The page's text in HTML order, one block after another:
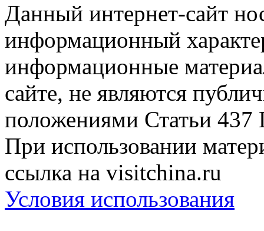
Данный интернет-сайт
информационный
информационные
сайте, не являются
положениями Статьи 437
При использовании
ссылка на visitchina.ru
Условия использования